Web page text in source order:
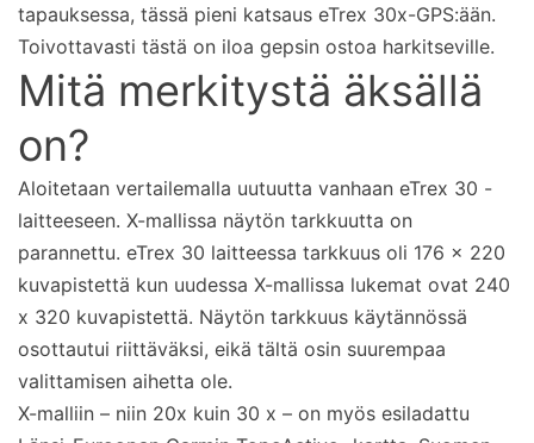
tapauksessa, tässä pieni katsaus eTrex 30x-GPS:ään.
Toivottavasti tästä on iloa gepsin ostoa harkitseville.
Mitä merkitystä äksällä
on?
Aloitetaan vertailemalla uutuutta vanhaan eTrex 30 -
laitteeseen. X-mallissa näytön tarkkuutta on
parannettu. eTrex 30 laitteessa tarkkuus oli 176 x 220
kuvapistettä kun uudessa X-mallissa lukemat ovat 240
x 320 kuvapistettä. Näytön tarkkuus käytännössä
osottautui riittäväksi, eikä tältä osin suurempaa
valittamisen aihetta ole.
X-malliin – niin 20x kuin 30 x – on myös esiladattu